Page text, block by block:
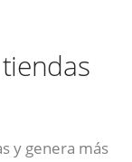
y genera más